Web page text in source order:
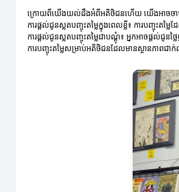
ក្រោយពីយើងយល់ដឹងអំពីអតិថិជនហើយ យើងអាចចាប់ផ្តើ
ការផ្តល់ជូនស្លតបញ្ចុះតម្លៃក្នុងពេលខ្លី៖ ការបញ្ចុះ
ការផ្តល់ជូនស្លតបញ្ចុះតម្លៃជាបណ្ដុំ៖ អ្នកអាចផ្តល់ជូន
ការបញ្ចុះតម្លៃសម្រាប់អតិថិជនដែលមានស្ថានភា